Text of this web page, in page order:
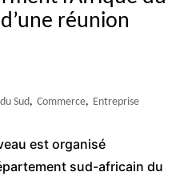
réunion
Sud, Commerce, Entreprise
est organisé
sud-africain du